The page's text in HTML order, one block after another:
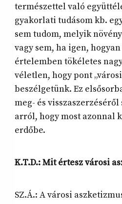
természettel való
gyakorlati tudásom kb.
sem tudom, melyik
vagy sem, ha igen,
értelemben tökéletes
véletlen, hogy pont
beszélgetünk. Ez
meg- és
arról, hogy most azonnal
erdőbe.
K.T.D.: Mit értesz városi
SZ.Á.: A városi